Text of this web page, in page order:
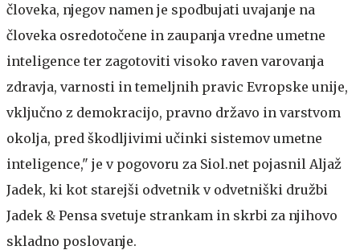
človeka, njegov namen je spodbujati uvajanje na
človeka osredotočene in zaupanja vredne umetne
inteligence ter zagotoviti visoko raven varovanja
zdravja, varnosti in temeljnih pravic Evropske unije,
vključno z demokracijo, pravno državo in varstvom
okolja, pred škodljivimi učinki sistemov umetne
inteligence," je v pogovoru za Siol.net pojasnil Aljaž
Jadek, ki kot starejši odvetnik v odvetniški družbi
Jadek & Pensa svetuje strankam in skrbi za njihovo
skladno poslovanje.